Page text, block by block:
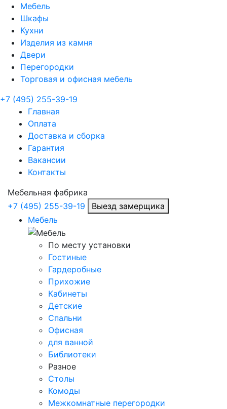
Мебель
Шкафы
Кухни
Изделия из камня
Двери
Перегородки
Торговая и офисная мебель
+7 (495) 255-39-19
Главная
Оплата
Доставка и сборка
Гарантия
Вакансии
Контакты
Мебельная фабрика
+7 (495) 255-39-19
Выезд замерщика
Мебель
По месту установки
Гостиные
Гардеробные
Прихожие
Кабинеты
Детские
Спальни
Офисная
для ванной
Библиотеки
Разное
Столы
Комоды
Межкомнатные перегородки